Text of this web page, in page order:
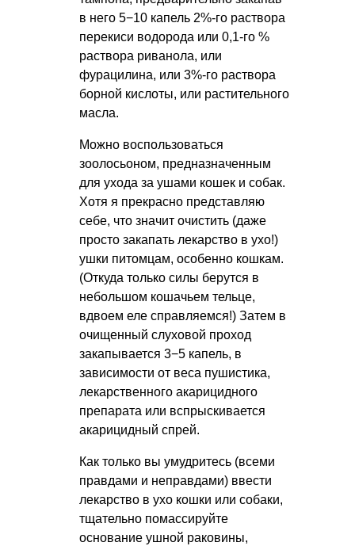
в него 5−10 капель 2%-го раствора
перекиси водорода или 0,1-го %
раствора риванола, или
фурацилина, или 3%-го раствора
борной кислоты, или растительного
масла.
Можно воспользоваться
зоолосьоном, предназначенным
для ухода за ушами кошек и собак.
Хотя я прекрасно представляю
себе, что значит очистить (даже
просто закапать лекарство в ухо!)
ушки питомцам, особенно кошкам.
(Откуда только силы берутся в
небольшом кошачьем тельце,
вдвоем еле справляемся!) Затем в
очищенный слуховой проход
закапывается 3−5 капель, в
зависимости от веса пушистика,
лекарственного акарицидного
препарата или вспрыскивается
акарицидный спрей.
Как только вы умудритесь (всеми
правдами и неправдами) ввести
лекарство в ухо кошки или собаки,
тщательно помассируйте
основание ушной раковины,